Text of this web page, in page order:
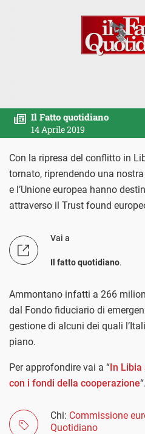
Il Fatto quotidiano
14 Aprile 2019
Con la ripresa del conflitto in
tornato, riprendendo una
e l’Unione europea hanno
attraverso il Trust found
Vai a
Il fatto quotidiano.
Ammontano infatti a 266
dal Fondo fiduciario di
gestione di alcuni dei quali
piano.
Per approfondire vai a “In Libia
con i fondi della cooperazione“.
Chi: Commissione
Quotidiano